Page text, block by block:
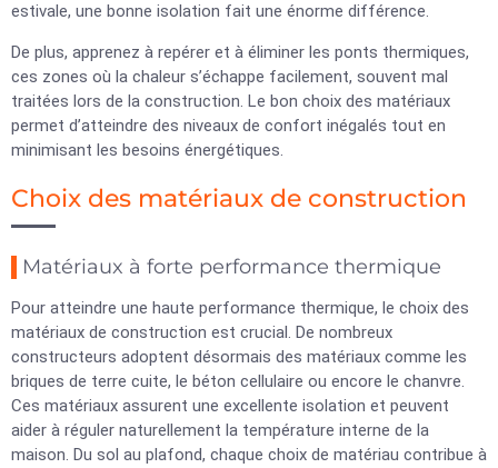
estivale, une bonne isolation fait une énorme différence.
De plus, apprenez à repérer et à éliminer les ponts thermiques,
ces zones où la chaleur s’échappe facilement, souvent mal
traitées lors de la construction. Le bon choix des matériaux
permet d’atteindre des niveaux de confort inégalés tout en
minimisant les besoins énergétiques.
Choix des matériaux de construction
Matériaux à forte performance thermique
Pour atteindre une haute performance thermique, le choix des
matériaux de construction est crucial. De nombreux
constructeurs adoptent désormais des matériaux comme les
briques de terre cuite, le béton cellulaire ou encore le chanvre.
Ces matériaux assurent une excellente isolation et peuvent
aider à réguler naturellement la température interne de la
maison. Du sol au plafond, chaque choix de matériau contribue à